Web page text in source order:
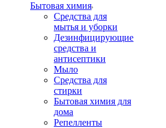
Бытовая химия
Средства для
мытья и уборки
Дезинфицирующие
средства и
антисептики
Мыло
Средства для
стирки
Бытовая химия для
дома
Репелленты